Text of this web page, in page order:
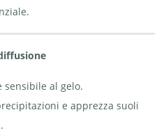
sensibile al gelo.
e apprezza suoli